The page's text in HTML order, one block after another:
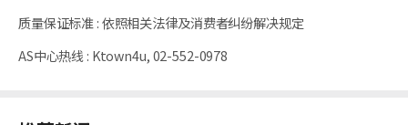
质量保证标准 :依照相关法律及消费者纠纷解决规定
AS中心热线 : Ktown4u, 02-552-0978